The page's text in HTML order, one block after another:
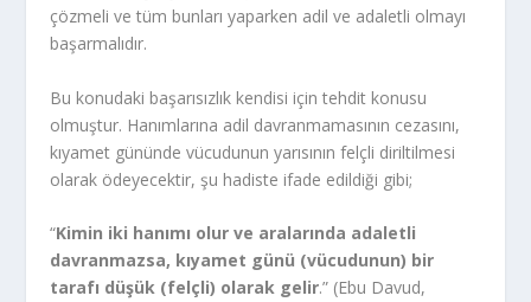
çözmeli ve tüm bunları yaparken adil ve adaletli olmayı
başarmalıdır.
Bu konudaki başarısızlık kendisi için tehdit konusu
olmuştur. Hanımlarına adil davranmamasının cezasını,
kıyamet gününde vücudunun yarısının felçli diriltilmesi
olarak ödeyecektir, şu hadiste ifade edildiği gibi;
“Kimin iki hanımı olur ve aralarında adaletli
davranmazsa, kıyamet günü (vücudunun) bir
tarafı düşük (felçli) olarak gelir.” (Ebu Davud,